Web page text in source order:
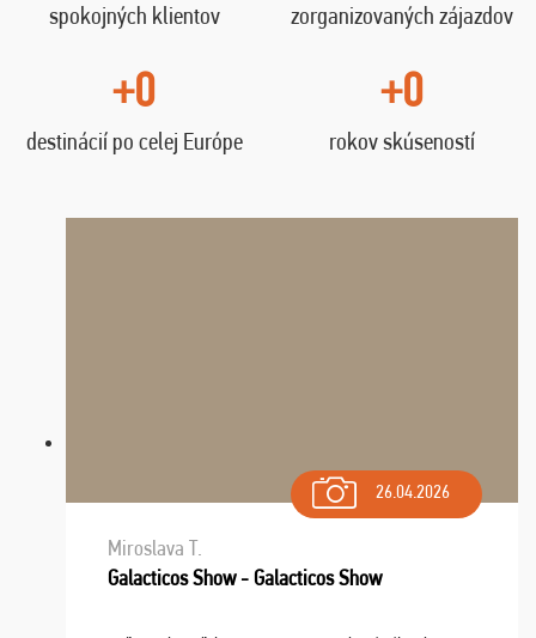
spokojných klientov zorganizovaných zájazdov
+0
destinácií po celej Európe
+0
rokov skúseností
26.04.2026
Miroslava T.
Galacticos Show - Galacticos Show